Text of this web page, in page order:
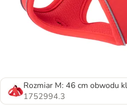
Rozmiar M: 46 cm obwodu
1752994.3